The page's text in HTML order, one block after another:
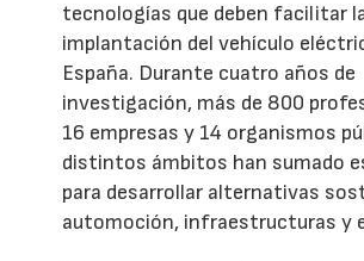
tecnologías que deben facilitar
implantación del vehículo
España. Durante cuatro años de
investigación, más de 800
16 empresas y 14 organismos
distintos ámbitos han sumado
para desarrollar alternativas
automoción, infraestructuras y